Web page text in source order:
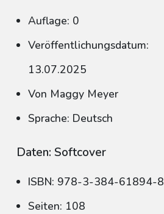
Auflage: 0
Veröffentlichungsdatum:
13.07.2025
Von Maggy Meyer
Sprache: Deutsch
Daten: Softcover
ISBN: 978-3-384-61894-8
Seiten: 108